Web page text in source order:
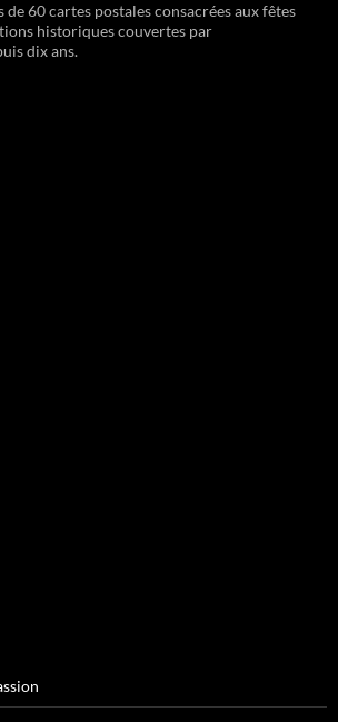
60 cartes postales consacrées aux fêtes
historiques couvertes par
dix ans.